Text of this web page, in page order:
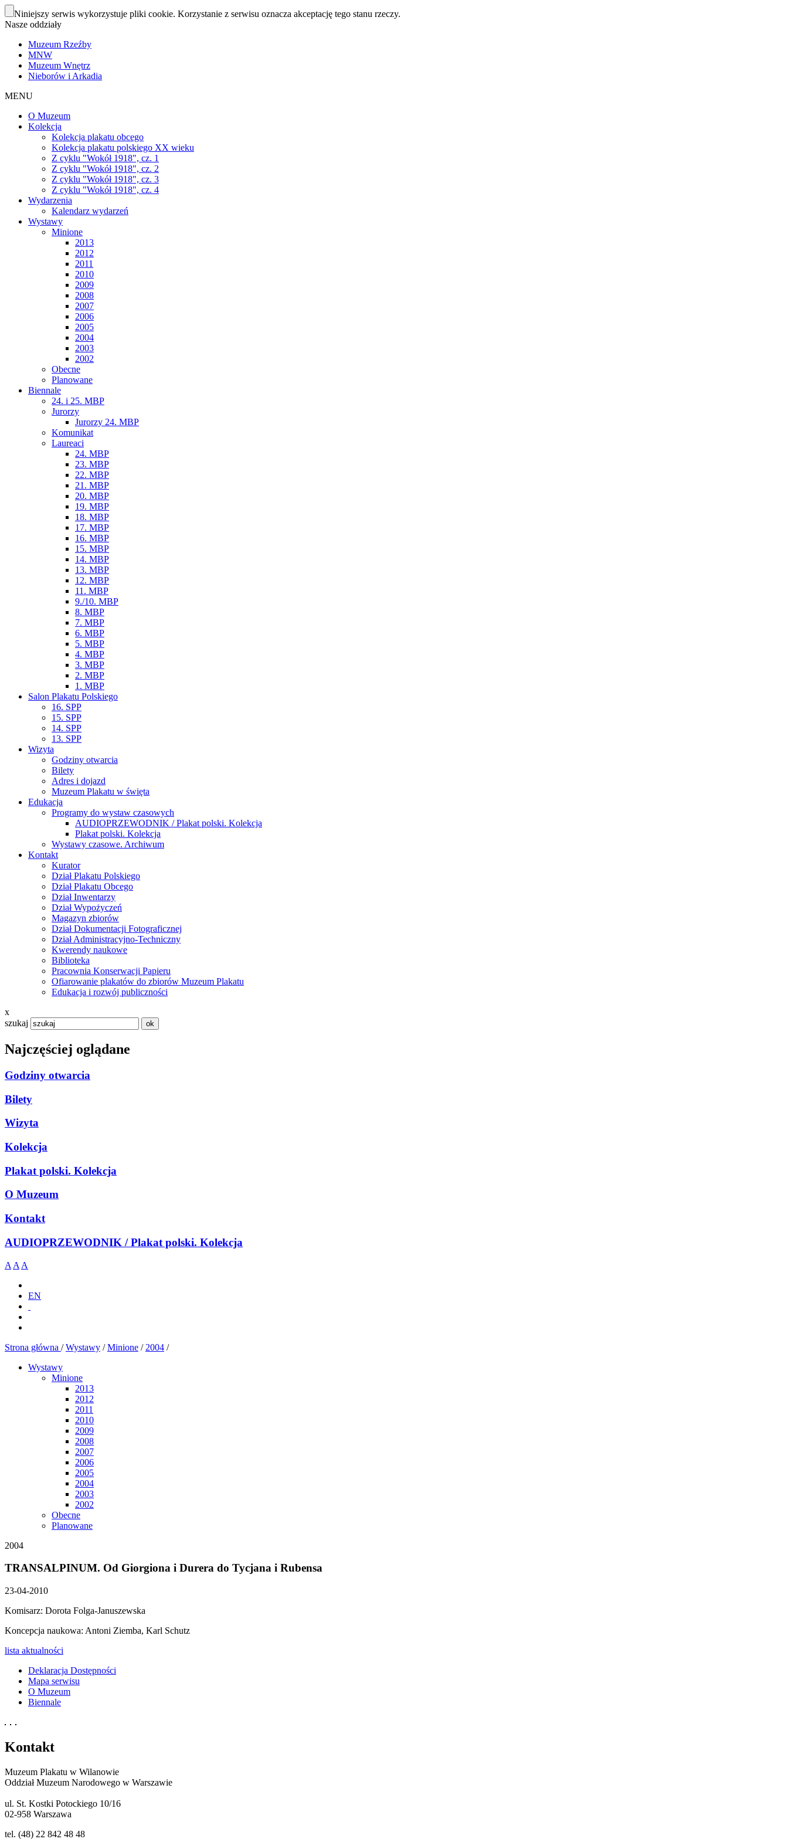
Niniejszy serwis wykorzystuje pliki cookie. Korzystanie z serwisu oznacza akceptację tego stanu rzeczy.
Nasze oddziały
Muzeum Rzeźby
MNW
Muzeum Wnętrz
Nieborów i Arkadia
MENU
O Muzeum
Kolekcja
Kolekcja plakatu obcego
Kolekcja plakatu polskiego XX wieku
Z cyklu "Wokół 1918", cz. 1
Z cyklu "Wokół 1918", cz. 2
Z cyklu "Wokół 1918", cz. 3
Z cyklu "Wokół 1918", cz. 4
Wydarzenia
Kalendarz wydarzeń
Wystawy
Minione
2013
2012
2011
2010
2009
2008
2007
2006
2005
2004
2003
2002
Obecne
Planowane
Biennale
24. i 25. MBP
Jurorzy
Jurorzy 24. MBP
Komunikat
Laureaci
24. MBP
23. MBP
22. MBP
21. MBP
20. MBP
19. MBP
18. MBP
17. MBP
16. MBP
15. MBP
14. MBP
13. MBP
12. MBP
11. MBP
9./10. MBP
8. MBP
7. MBP
6. MBP
5. MBP
4. MBP
3. MBP
2. MBP
1. MBP
Salon Plakatu Polskiego
16. SPP
15. SPP
14. SPP
13. SPP
Wizyta
Godziny otwarcia
Bilety
Adres i dojazd
Muzeum Plakatu w święta
Edukacja
Programy do wystaw czasowych
AUDIOPRZEWODNIK / Plakat polski. Kolekcja
Plakat polski. Kolekcja
Wystawy czasowe. Archiwum
Kontakt
Kurator
Dział Plakatu Polskiego
Dział Plakatu Obcego
Dział Inwentarzy
Dział Wypożyczeń
Magazyn zbiorów
Dział Dokumentacji Fotograficznej
Dział Administracyjno-Techniczny
Kwerendy naukowe
Biblioteka
Pracownia Konserwacji Papieru
Ofiarowanie plakatów do zbiorów Muzeum Plakatu
Edukacja i rozwój publiczności
x
szukaj
Najczęściej oglądane
Godziny otwarcia
Bilety
Wizyta
Kolekcja
Plakat polski. Kolekcja
O Muzeum
Kontakt
AUDIOPRZEWODNIK / Plakat polski. Kolekcja
A A A
EN
Strona główna / Wystawy /Minione / 2004 /
Wystawy
Minione
2013
2012
2011
2010
2009
2008
2007
2006
2005
2004
2003
2002
Obecne
Planowane
2004
TRANSALPINUM. Od Giorgiona i Durera do Tycjana i Rubensa
23-04-2010
Komisarz: Dorota Folga-Januszewska
Koncepcja naukowa: Antoni Ziemba, Karl Schutz
lista aktualności
Deklaracja Dostępności
Mapa serwisu
O Muzeum
Biennale
Kontakt
Muzeum Plakatu w Wilanowie
Oddział Muzeum Narodowego w Warszawie
ul. St. Kostki Potockiego 10/16
02-958 Warszawa
tel. (48) 22 842 48 48